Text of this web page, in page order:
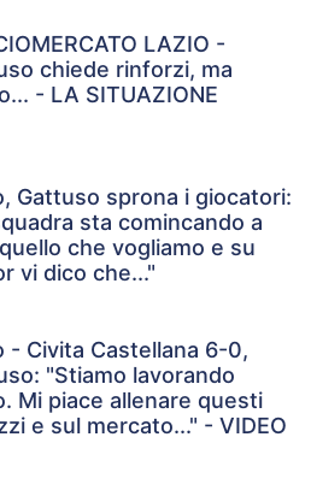
LAZIO -
chiede rinforzi, ma
- LA SITUAZIONE
Gattuso sprona i giocatori:
sta comincando a
che vogliamo e su
vi dico che..."
- Civita Castellana 6-0,
"Stiamo lavorando
Mi piace allenare questi
e sul mercato..." - VIDEO